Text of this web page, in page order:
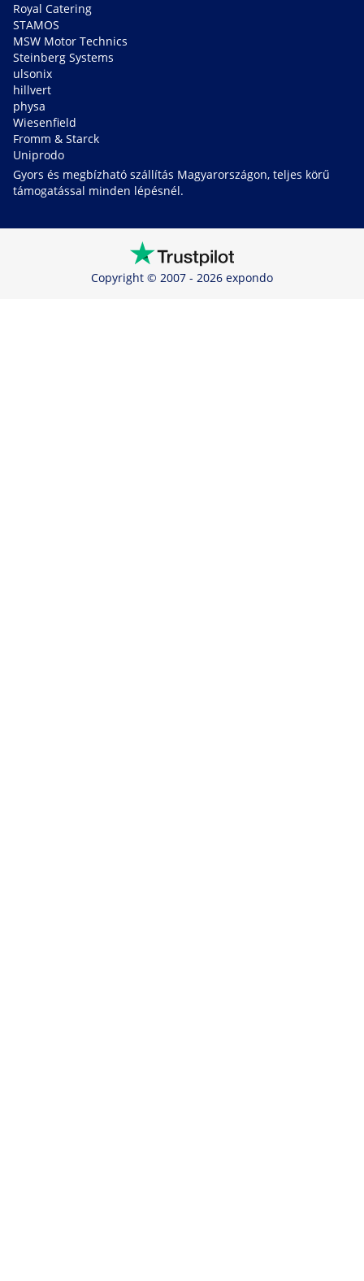
Royal Catering
STAMOS
MSW Motor Technics
Steinberg Systems
ulsonix
hillvert
physa
Wiesenfield
Fromm & Starck
Uniprodo
Gyors és megbízható szállítás Magyarországon, teljes körű
támogatással minden lépésnél.
Copyright © 2007 - 2026 expondo